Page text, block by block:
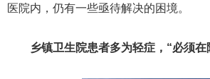
医院内，仍有一些亟待解决的困境。
乡镇卫生院患者多为轻症，“必须